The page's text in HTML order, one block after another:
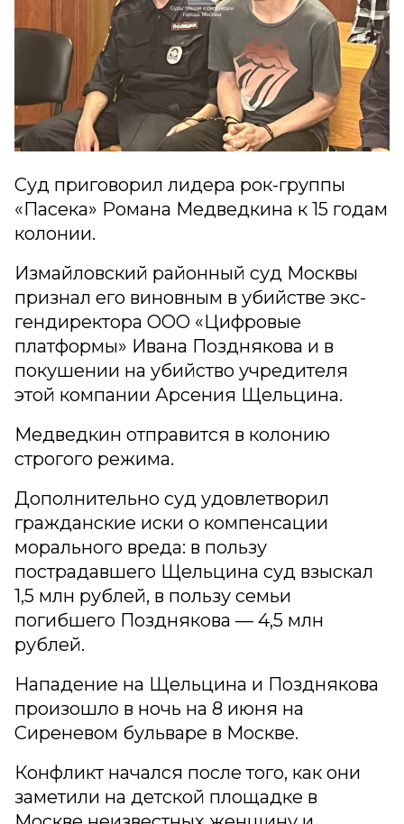
Суд приговорил лидера рок-группы
«Пасека» Романа Медведкина к 15 годам
колонии.
Измайловский районный суд Москвы
признал его виновным в убийстве экс-
гендиректора ООО «Цифровые
платформы» Ивана Позднякова и в
покушении на убийство учредителя
этой компании Арсения Щельцина.
Медведкин отправится в колонию
строгого режима.
Дополнительно суд удовлетворил
гражданские иски о компенсации
морального вреда: в пользу
пострадавшего Щельцина суд взыскал
1,5 млн рублей, в пользу семьи
погибшего Позднякова — 4,5 млн
рублей.
Нападение на Щельцина и Позднякова
произошло в ночь на 8 июня на
Сиреневом бульваре в Москве.
Конфликт начался после того, как они
заметили на детской площадке в